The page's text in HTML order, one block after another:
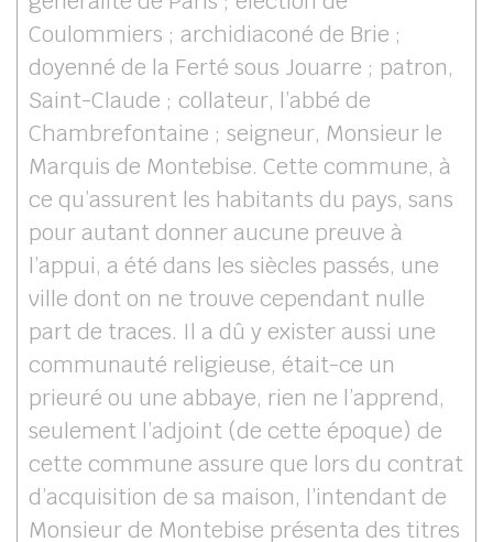
Coulommiers ; archidiaconé de Brie ;
doyenné de la Ferté sous Jouarre ; patron,
Saint-Claude ; collateur, l’abbé de
Chambrefontaine ; seigneur, Monsieur le
Marquis de Montebise. Cette commune, à
ce qu’assurent les habitants du pays, sans
pour autant donner aucune preuve à
l’appui, a été dans les siècles passés, une
ville dont on ne trouve cependant nulle
part de traces. Il a dû y exister aussi une
communauté religieuse, était-ce un
prieuré ou une abbaye, rien ne l’apprend,
seulement l’adjoint (de cette époque) de
cette commune assure que lors du contrat
d’acquisition de sa maison, l’intendant de
Monsieur de Montebise présenta des titres